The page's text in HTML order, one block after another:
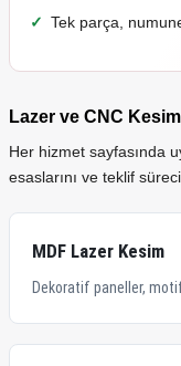
Tek parça,
Lazer ve CNC
Her hizmet sayfasında
esaslarını ve teklif
MDF Lazer Kesim
Dekoratif paneller,